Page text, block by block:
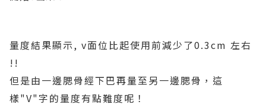
量度結果顯示, v面位比起使用前減少了0.3cm 左右
!!
但是由一邊腮骨經下巴再量至另一邊腮骨，這
樣"V"字的量度有點難度呢！